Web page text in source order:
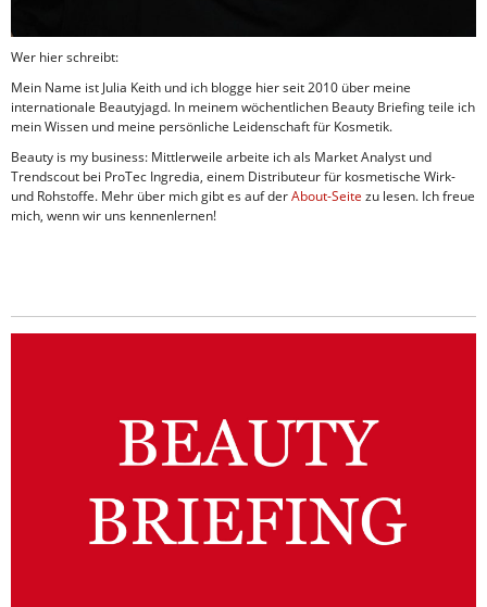
Wer hier schreibt:
Mein Name ist Julia Keith und ich blogge hier seit 2010 über meine
internationale Beautyjagd. In meinem wöchentlichen Beauty Briefing teile ich
mein Wissen und meine persönliche Leidenschaft für Kosmetik.
Beauty is my business: Mittlerweile arbeite ich als Market Analyst und
Trendscout bei ProTec Ingredia, einem Distributeur für kosmetische Wirk-
und Rohstoffe. Mehr über mich gibt es auf derAbout-Seite zu lesen. Ich freue
mich, wenn wir uns kennenlernen!